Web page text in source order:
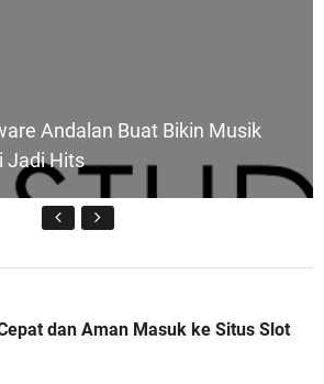
Andalan Buat Bikin Musik
Jadi Hits
Cepat dan Aman Masuk ke
dan Aman Masuk ke Situs Slot